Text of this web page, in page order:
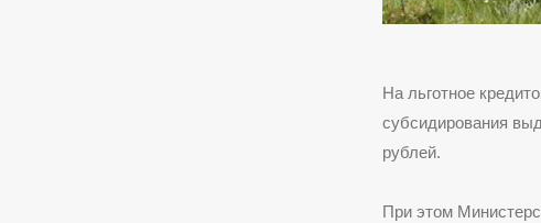
На льготное
субсидирования
рублей.
При этом